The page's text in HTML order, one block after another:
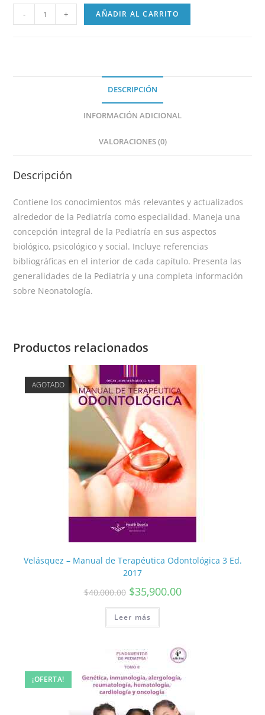
- + AÑADIR AL CARRITO
DESCRIPCIÓN
INFORMACIÓN ADICIONAL
VALORACIONES (0)
Descripción
Contiene los conocimientos más relevantes y actualizados
alrededor de la Pediatría como especialidad. Maneja una
concepción integral de la Pediatría en sus aspectos
biológico, psicológico y social. Incluye referencias
bibliográficas en el interior de cada capítulo. Presenta las
generalidades de la Pediatría y una completa información
sobre Neonatología.
Productos relacionados
AGOTADO
Velásquez – Manual de Terapéutica Odontológica 3 Ed.
2017
$40,000.00 $35,900.00
Leer más
¡OFERTA!